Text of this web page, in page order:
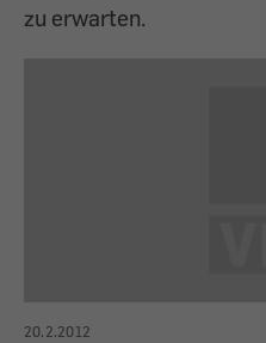
zu erwarten.
20.2.2012